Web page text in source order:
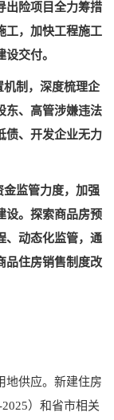
出险项目全力筹措
工，加快工程施工
交付。
机制，深度梳理企
东、高管涉嫌违法
债、开发企业无力
金监管力度，加强
设。探索商品房预
、动态化监管，通
品住房销售制度改
地供应。新建住房
）和省市相关